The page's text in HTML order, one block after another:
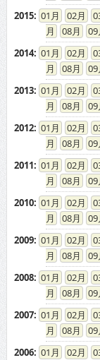
2015: 01 02
08
09
2014: 01 02
08
09
2013: 01 02
08
09
2012: 01 02
08
09
2011: 01 02
08
09
2010: 01 02
08
09
2009: 01 02
08
09
2008: 01 02
08
09
2007: 01 02
08
09
2006: 01 02